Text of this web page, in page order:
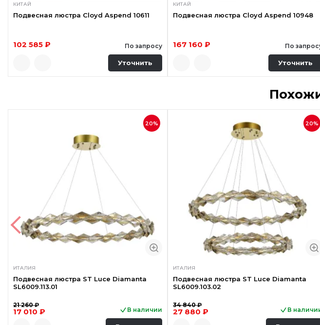
КИТАЙ
Подвесная люстра Cloyd Aspend 10611
102 585 ₽ По запросу
Уточнить
КИТАЙ
Подвесная люстра Cloyd Aspend 10948
167 160 ₽ По
Уточнить
20%
ИТАЛИЯ
Подвесная люстра ST Luce Diamanta
SL6009.113.01
21 260 ₽
17 010 ₽ В наличии
20%
ИТАЛИЯ
Подвесная люстра ST Luce Diamanta
SL6009.103.02
34 840 ₽
27 880 ₽ В